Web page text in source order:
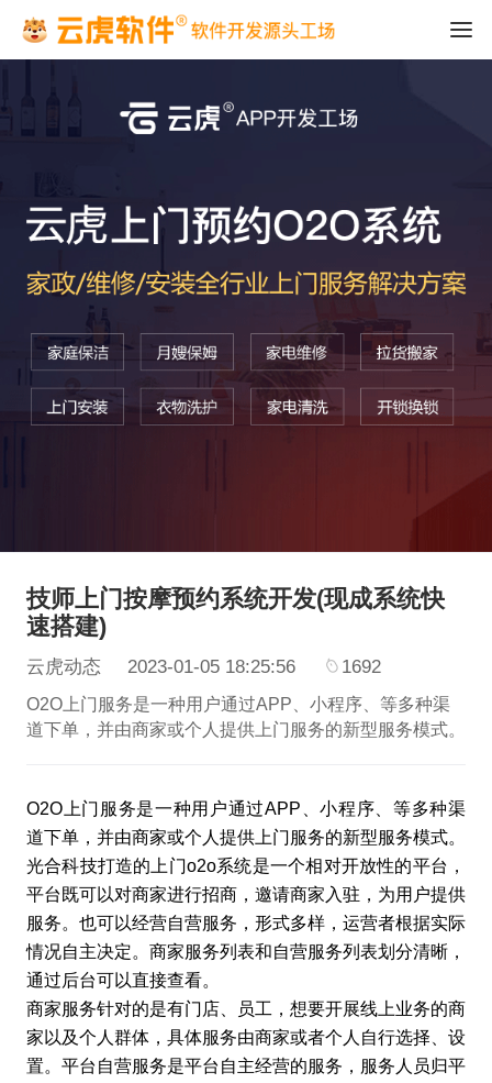
技师上门按摩预约系统开发(现成系统快
速搭建)
云虎动态 2023-01-05 18:25:56 1692
O2O上门服务是一种用户通过APP、小程序、等多种渠
道下单，并由商家或个人提供上门服务的新型服务模式。
O2O上门服务是一种用户通过APP、小程序、等多种渠
道下单，并由商家或个人提供上门服务的新型服务模式。
光合科技打造的上门o2o系统是一个相对开放性的平台，
平台既可以对商家进行招商，邀请商家入驻，为用户提供
服务。也可以经营自营服务，形式多样，运营者根据实际
情况自主决定。商家服务列表和自营服务列表划分清晰，
通过后台可以直接查看。
商家服务针对的是有门店、员工，想要开展线上业务的商
家以及个人群体，具体服务由商家或者个人自行选择、设
置。平台自营服务是平台自主经营的服务，服务人员归平